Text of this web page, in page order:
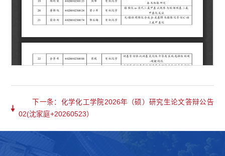
下一条：化学化工学院2026年（硕）研究生论文答辩公告
02(沈家庭+20260523）